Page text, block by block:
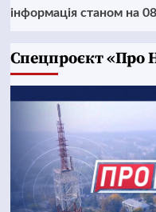
інформація станом на
Cпецпроєкт «Про